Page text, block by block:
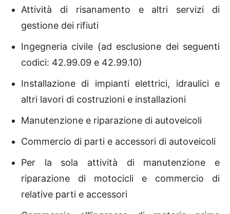
Attività di risanamento e altri servizi di
gestione dei rifiuti
Ingegneria civile (ad esclusione dei seguenti
codici: 42.99.09 e 42.99.10)
Installazione di impianti elettrici, idraulici e
altri lavori di costruzioni e installazioni
Manutenzione e riparazione di autoveicoli
Commercio di parti e accessori di autoveicoli
Per la sola attività di manutenzione e
riparazione di motocicli e commercio di
relative parti e accessori